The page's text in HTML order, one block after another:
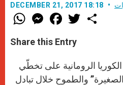
DECEMBER 21, 2017 18:18
W
h
t
s
p
p
M
e
s
e
e
r
F
a
e
b
o
k
w
Share this Entry
الرومانية على تخطّي
والطموح خلال تبادل